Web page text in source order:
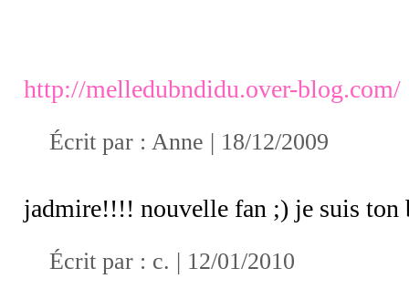
http://melledubndidu.over-blog.com/
Écrit par : Anne | 18/12/2009
jadmire!!!! nouvelle fan ;) je suis ton
Écrit par : c. | 12/01/2010